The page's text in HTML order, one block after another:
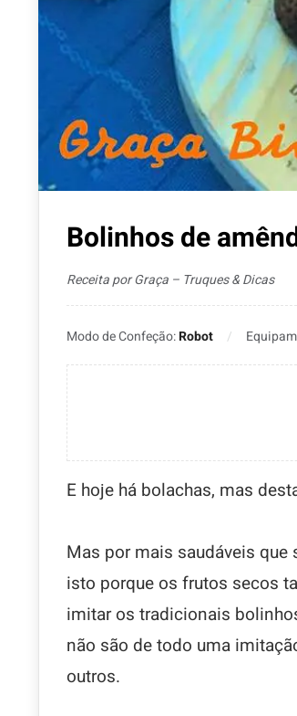
Bolinhos de
Receita por Graça – Truques & Dicas
Modo de Confeção:Robot
E hoje há bolachas, mas
Mas por mais saudáveis
isto porque os frutos secos
imitar os tradicionais
não são de todo uma
outros.